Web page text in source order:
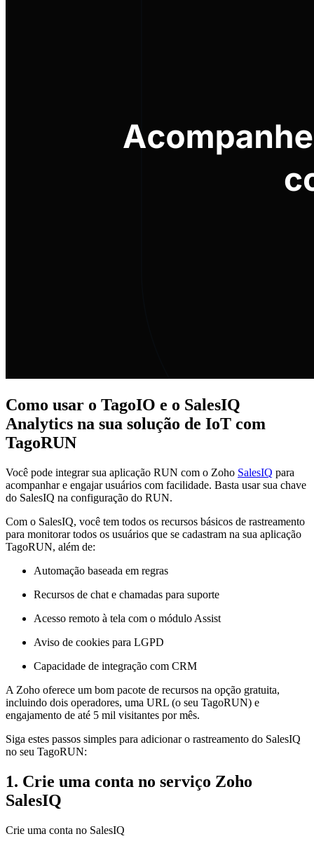
Como usar o TagoIO e o SalesIQ
Analytics na sua solução de IoT com
TagoRUN
Você pode integrar sua aplicação RUN com o Zoho SalesIQ para
acompanhar e engajar usuários com facilidade. Basta usar sua chave
do SalesIQ na configuração do RUN.
Com o SalesIQ, você tem todos os recursos básicos de rastreamento
para monitorar todos os usuários que se cadastram na sua aplicação
TagoRUN, além de:
Automação baseada em regras
Recursos de chat e chamadas para suporte
Acesso remoto à tela com o módulo Assist
Aviso de cookies para LGPD
Capacidade de integração com CRM
A Zoho oferece um bom pacote de recursos na opção gratuita,
incluindo dois operadores, uma URL (o seu TagoRUN) e
engajamento de até 5 mil visitantes por mês.
Siga estes passos simples para adicionar o rastreamento do SalesIQ
no seu TagoRUN:
1. Crie uma conta no serviço Zoho
SalesIQ
Crie uma conta no SalesIQ